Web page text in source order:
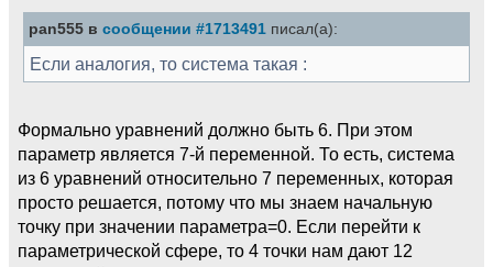
pan555 в сообщении #1713491 писал(а):
Если аналогия, то система такая :
Формально уравнений должно быть 6. При этом
параметр является 7-й переменной. То есть, система
из 6 уравнений относительно 7 переменных, которая
просто решается, потому что мы знаем начальную
точку при значении параметра=0. Если перейти к
параметрической сфере, то 4 точки нам дают 12